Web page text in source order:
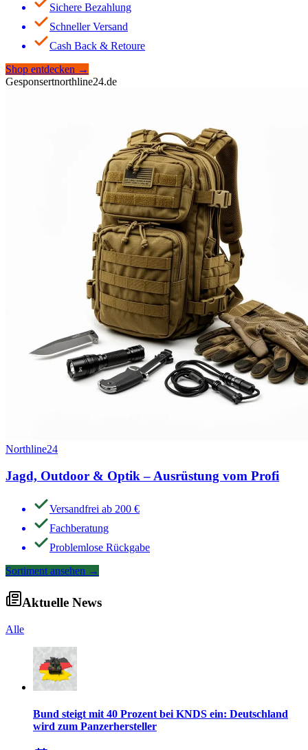
Sichere Bezahlung
Schneller Versand
Cash Back & Retoure
Shop entdecken →
Gesponsertnorthline24.de
Northline24
Jagd, Outdoor & Optik – Ausrüstung vom Profi
Versandfrei ab 200 €
Fachberatung
Problemlose Rückgabe
Sortiment ansehen →
Aktuelle News
Alle
Bund steigt mit 40 Prozent bei KNDS ein: Deutschland
wird zum Panzerhersteller